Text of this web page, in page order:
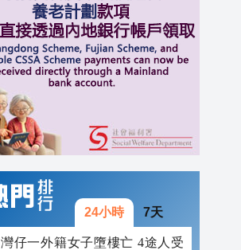
24小時 7天
灣仔一外籍女子墮樓亡 4途人受